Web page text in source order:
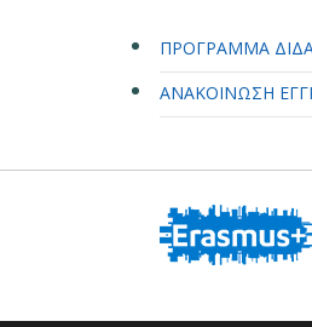
ΠΡΟΓΡΑΜΜΑ
ΑΝΑΚΟΙΝΩΣΗ